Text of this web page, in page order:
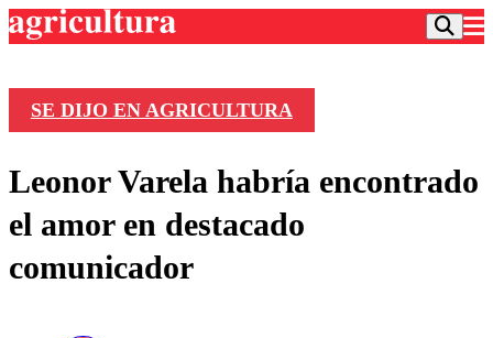
Frecuencias
Agricultura TV
Deportes
Colo Colo
Entretención
SE DIJO EN AGRICULTURA
Leonor Varela habría encontrado
el amor en destacado
comunicador